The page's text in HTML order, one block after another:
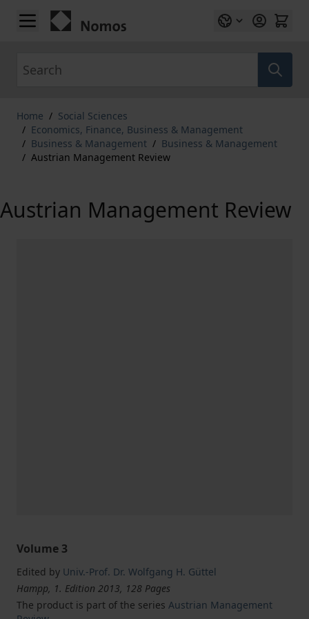
Skip to Content
Home / Social Sciences
/ Economics, Finance, Business & Management
/ Business & Management / Business & Management
/ Austrian Management Review
Austrian Management Review
Volume 3
Edited by Univ.-Prof. Dr. Wolfgang H. Güttel
Hampp, 1. Edition 2013, 128 Pages
The product is part of the series Austrian Management